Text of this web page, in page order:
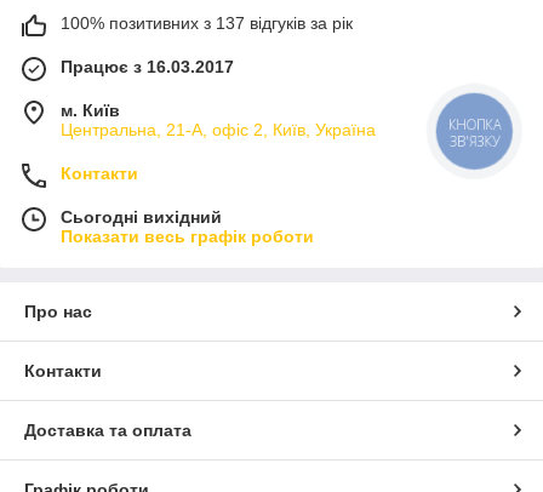
Варто пам'ятати, що будь-яка пивна установка являє собою
досить складну конструкцію, в якій кожен елемент відіграє
важливу роль. Дрібниці в цій справі неприпустимі, як і
поверхневий підхід до вибору монтажних компонентів.
Про якість матеріалів для монтажу систем
подачі пива
Монтажні матеріали для пивних систем, які представлені в
даному розділі нашого інтернет-магазину, задовольнять
потреби будь-якого власника торгової точки з лініями розливу
пінних напоїв будь-якого сорту.
того, ми гарантуємо:
які можуть стати причиною виходу з ладу окремих
елементів та, як наслідок, зупинення роботи пивної
100% позитивних з 137 відгуків за рік
Працює з 16.03.2017
м. Київ
Центральна, 21-А, офіс 2, Київ, Україна
Контакти
Сьогодні вихідний
Показати весь графік роботи
Про нас
Контакти
Доставка та оплата
КНОПКА
ЗВ'ЯЗКУ